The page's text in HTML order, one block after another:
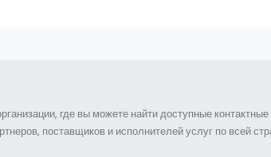
где вы можете найти доступные
поставщиков и исполнителей услуг по всей